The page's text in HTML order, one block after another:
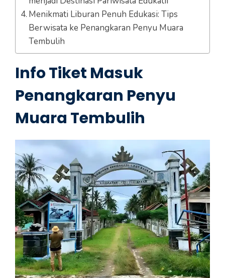
Menikmati Liburan Penuh Edukasi: Tips
Berwisata ke Penangkaran Penyu Muara
Tembulih
Info Tiket Masuk
Penangkaran Penyu
Muara Tembulih